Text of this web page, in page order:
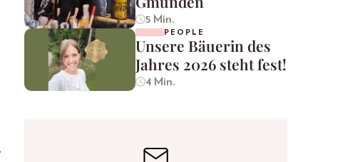
5 Min.
PEOPLE
Unsere Bäuerin des
Jahres 2026 steht fest!
4 Min.